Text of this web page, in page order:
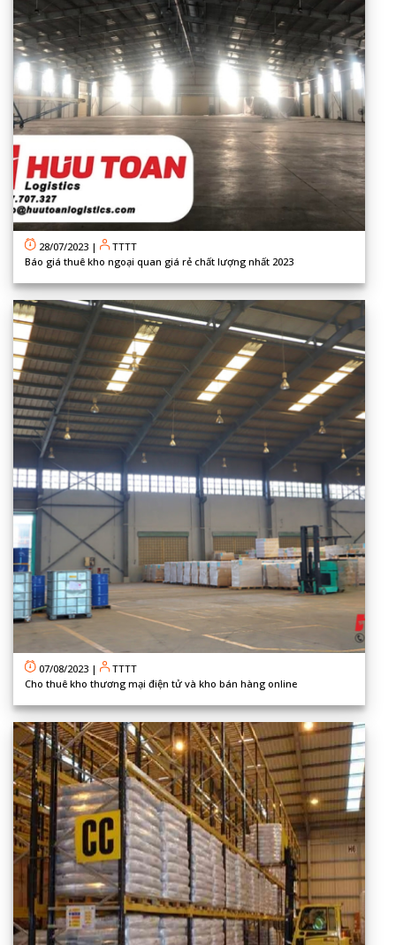
28/07/2023 |
TTTT
Báo giá thuê kho ngoại quan giá rẻ chất lượng nhất 2023
07/08/2023 |
TTTT
Cho thuê kho thương mại điện tử và kho bán hàng online